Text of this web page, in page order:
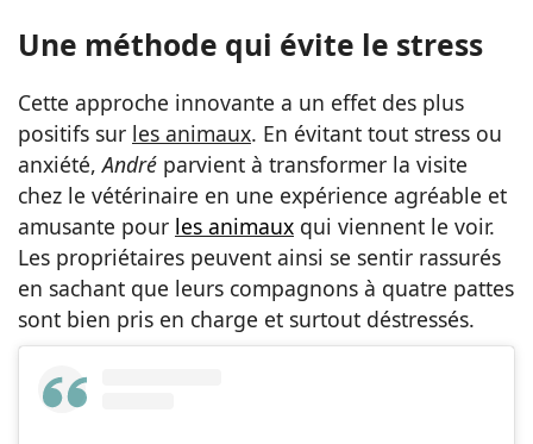
Une méthode qui évite le stress
Cette approche innovante a un effet des plus
positifs sur les animaux. En évitant tout stress ou
anxiété,André parvient à transformer la visite
chez le vétérinaire en une expérience agréable et
amusante pour les animaux qui viennent le voir.
Les propriétaires peuvent ainsi se sentir rassurés
en sachant que leurs compagnons à quatre pattes
sont bien pris en charge et surtout déstressés.